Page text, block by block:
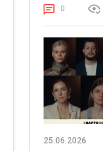
0
25.06.2026